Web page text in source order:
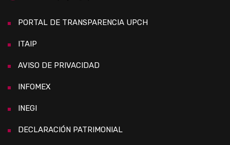
PORTAL DE TRANSPARENCIA UPCH
ITAIP
AVISO DE PRIVACIDAD
INFOMEX
INEGI
DECLARACIÓN PATRIMONIAL